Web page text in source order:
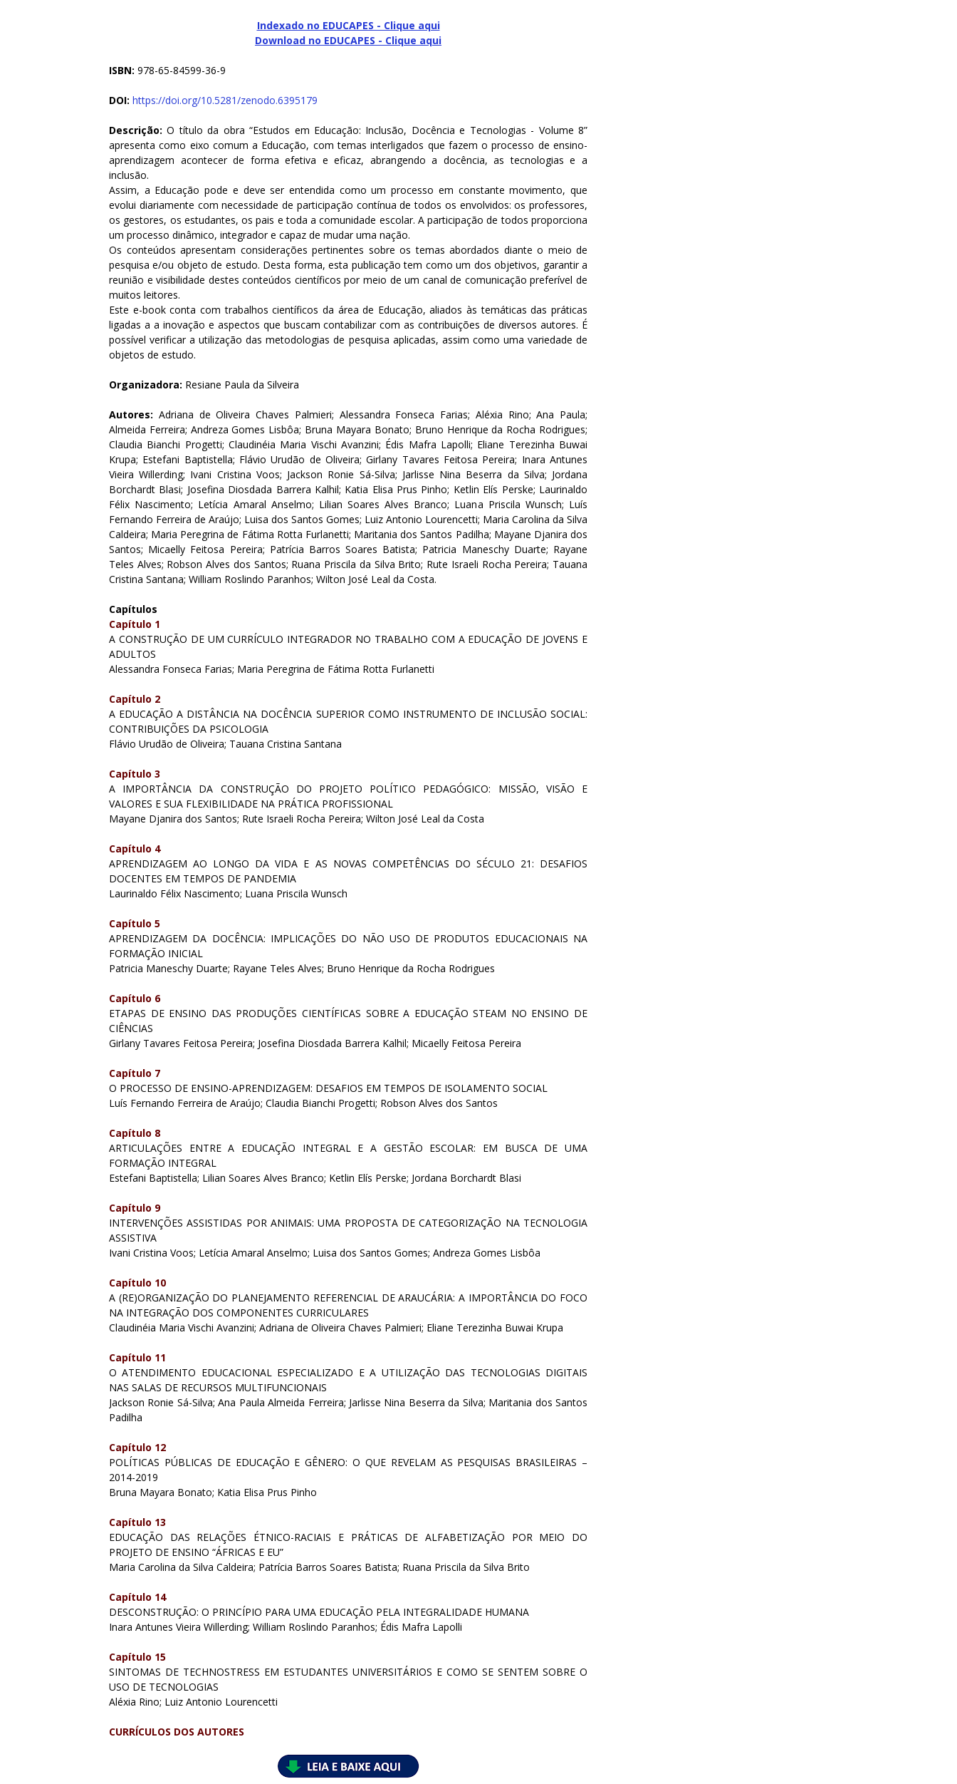
Indexado no EDUCAPES - Clique aqui
Download no EDUCAPES - Clique aqui
ISBN: 978-65-84599-36-9
DOI: https://doi.org/10.5281/zenodo.6395179
Descrição:O título da obra “Estudos em Educação: Inclusão, Docência e Tecnologias - Volume 8”
apresenta como eixo comum a Educação, com temas interligados que fazem o processo de ensino-
aprendizagem acontecer de forma efetiva e eficaz, abrangendo a docência, as tecnologias e a
inclusão.
Assim, a Educação pode e deve ser entendida como um processo em constante movimento, que
evolui diariamente com necessidade de participação contínua de todos os envolvidos: os professores,
os gestores, os estudantes, os pais e toda a comunidade escolar. A participação de todos proporciona
um processo dinâmico, integrador e capaz de mudar uma nação.
Os conteúdos apresentam considerações pertinentes sobre os temas abordados diante o meio de
pesquisa e/ou objeto de estudo. Desta forma, esta publicação tem como um dos objetivos, garantir a
reunião e visibilidade destes conteúdos científicos por meio de um canal de comunicação preferível de
muitos leitores.
Este e-book conta com trabalhos científicos da área de Educação, aliados às temáticas das práticas
ligadas a a inovação e aspectos que buscam contabilizar com as contribuições de diversos autores. É
possível verificar a utilização das metodologias de pesquisa aplicadas, assim como uma variedade de
objetos de estudo.
Organizadora: Resiane Paula da Silveira
Autores: Adriana de Oliveira Chaves Palmieri; Alessandra Fonseca Farias; Aléxia Rino; Ana Paula;
Almeida Ferreira; Andreza Gomes Lisbôa; Bruna Mayara Bonato; Bruno Henrique da Rocha Rodrigues;
Claudia Bianchi Progetti; Claudinéia Maria Vischi Avanzini; Édis Mafra Lapolli; Eliane Terezinha Buwai
Krupa; Estefani Baptistella; Flávio Urudão de Oliveira; Girlany Tavares Feitosa Pereira; Inara Antunes
Vieira Willerding; Ivani Cristina Voos; Jackson Ronie Sá-Silva; Jarlisse Nina Beserra da Silva; Jordana
Borchardt Blasi; Josefina Diosdada Barrera Kalhil; Katia Elisa Prus Pinho; Ketlin Elís Perske; Laurinaldo
Félix Nascimento; Letícia Amaral Anselmo; Lilian Soares Alves Branco; Luana Priscila Wunsch; Luís
Fernando Ferreira de Araújo; Luisa dos Santos Gomes; Luiz Antonio Lourencetti; Maria Carolina da Silva
Caldeira; Maria Peregrina de Fátima Rotta Furlanetti; Maritania dos Santos Padilha; Mayane Djanira dos
Santos; Micaelly Feitosa Pereira; Patrícia Barros Soares Batista; Patricia Maneschy Duarte; Rayane
Teles Alves; Robson Alves dos Santos; Ruana Priscila da Silva Brito; Rute Israeli Rocha Pereira; Tauana
Cristina Santana; William Roslindo Paranhos; Wilton José Leal da Costa.
Capítulos
Capítulo 1
A CONSTRUÇÃO DE UM CURRÍCULO INTEGRADOR NO TRABALHO COM A EDUCAÇÃO DE JOVENS E
ADULTOS
Alessandra Fonseca Farias; Maria Peregrina de Fátima Rotta Furlanetti
Capítulo 2
A EDUCAÇÃO A DISTÂNCIA NA DOCÊNCIA SUPERIOR COMO INSTRUMENTO DE INCLUSÃO SOCIAL:
CONTRIBUIÇÕES DA PSICOLOGIA
Flávio Urudão de Oliveira; Tauana Cristina Santana
Capítulo 3
A IMPORTÂNCIA DA CONSTRUÇÃO DO PROJETO POLÍTICO PEDAGÓGICO: MISSÃO, VISÃO E
VALORES E SUA FLEXIBILIDADE NA PRÁTICA PROFISSIONAL
Mayane Djanira dos Santos; Rute Israeli Rocha Pereira; Wilton José Leal da Costa
Capítulo 4
APRENDIZAGEM AO LONGO DA VIDA E AS NOVAS COMPETÊNCIAS DO SÉCULO 21: DESAFIOS
DOCENTES EM TEMPOS DE PANDEMIA
Laurinaldo Félix Nascimento; Luana Priscila Wunsch
Capítulo 5
APRENDIZAGEM DA DOCÊNCIA: IMPLICAÇÕES DO NÃO USO DE PRODUTOS EDUCACIONAIS NA
FORMAÇÃO INICIAL
Patricia Maneschy Duarte; Rayane Teles Alves; Bruno Henrique da Rocha Rodrigues
Capítulo 6
ETAPAS DE ENSINO DAS PRODUÇÕES CIENTÍFICAS SOBRE A EDUCAÇÃO STEAM NO ENSINO DE
CIÊNCIAS
Girlany Tavares Feitosa Pereira; Josefina Diosdada Barrera Kalhil; Micaelly Feitosa Pereira
Capítulo 7
O PROCESSO DE ENSINO-APRENDIZAGEM: DESAFIOS EM TEMPOS DE ISOLAMENTO SOCIAL
Luís Fernando Ferreira de Araújo; Claudia Bianchi Progetti; Robson Alves dos Santos
Capítulo 8
ARTICULAÇÕES ENTRE A EDUCAÇÃO INTEGRAL E A GESTÃO ESCOLAR: EM BUSCA DE UMA
FORMAÇÃO INTEGRAL
Estefani Baptistella; Lilian Soares Alves Branco; Ketlin Elís Perske; Jordana Borchardt Blasi
Capítulo 9
INTERVENÇÕES ASSISTIDAS POR ANIMAIS: UMA PROPOSTA DE CATEGORIZAÇÃO NA TECNOLOGIA
ASSISTIVA
Ivani Cristina Voos; Letícia Amaral Anselmo; Luisa dos Santos Gomes; Andreza Gomes Lisbôa
Capítulo 10
A (RE)ORGANIZAÇÃO DO PLANEJAMENTO REFERENCIAL DE ARAUCÁRIA: A IMPORTÂNCIA DO FOCO
NA INTEGRAÇÃO DOS COMPONENTES CURRICULARES
Claudinéia Maria Vischi Avanzini; Adriana de Oliveira Chaves Palmieri; Eliane Terezinha Buwai Krupa
Capítulo 11
O ATENDIMENTO EDUCACIONAL ESPECIALIZADO E A UTILIZAÇÃO DAS TECNOLOGIAS DIGITAIS
NAS SALAS DE RECURSOS MULTIFUNCIONAIS
Jackson Ronie Sá-Silva; Ana Paula Almeida Ferreira; Jarlisse Nina Beserra da Silva; Maritania dos Santos
Padilha
Capítulo 12
POLÍTICAS PÚBLICAS DE EDUCAÇÃO E GÊNERO: O QUE REVELAM AS PESQUISAS BRASILEIRAS –
2014-2019
Bruna Mayara Bonato; Katia Elisa Prus Pinho
Capítulo 13
EDUCAÇÃO DAS RELAÇÕES ÉTNICO-RACIAIS E PRÁTICAS DE ALFABETIZAÇÃO POR MEIO DO
PROJETO DE ENSINO “ÁFRICAS E EU”
Maria Carolina da Silva Caldeira; Patrícia Barros Soares Batista; Ruana Priscila da Silva Brito
Capítulo 14
DESCONSTRUÇÃO: O PRINCÍPIO PARA UMA EDUCAÇÃO PELA INTEGRALIDADE HUMANA
Inara Antunes Vieira Willerding; William Roslindo Paranhos; Édis Mafra Lapolli
Capítulo 15
SINTOMAS DE TECHNOSTRESS EM ESTUDANTES UNIVERSITÁRIOS E COMO SE SENTEM SOBRE O
USO DE TECNOLOGIAS
Aléxia Rino; Luiz Antonio Lourencetti
CURRÍCULOS DOS AUTORES